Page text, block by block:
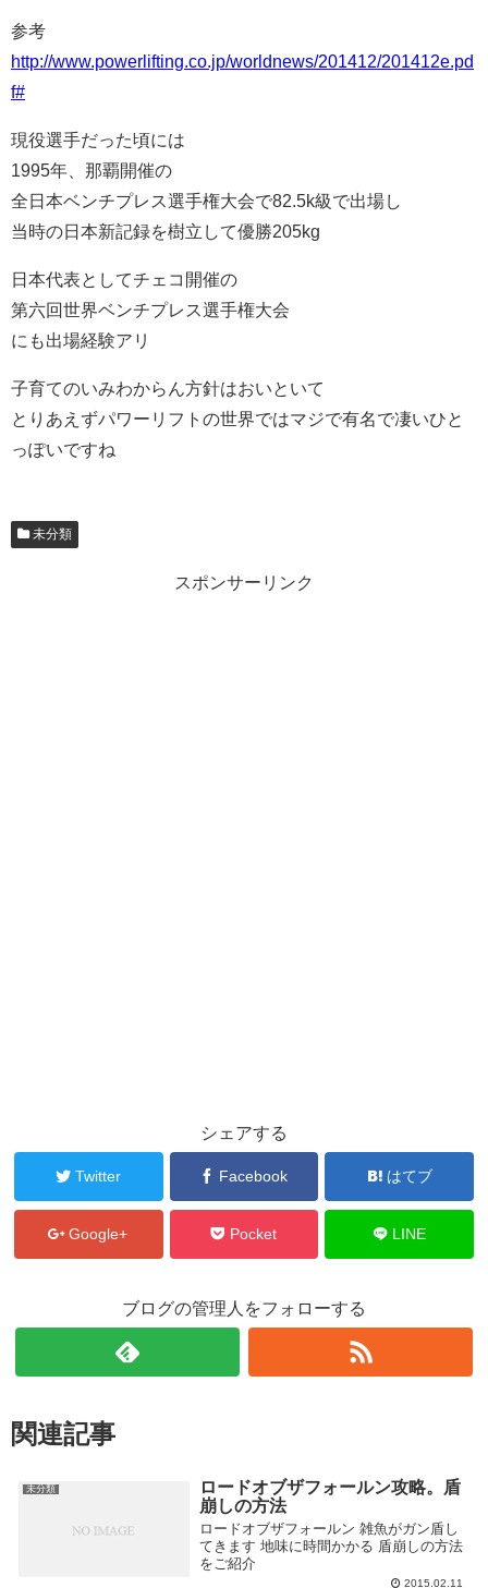
参考
http://www.powerlifting.co.jp/worldnews/201412/201412e.pd
f#
現役選手だった頃には
1995年、那覇開催の
全日本ベンチプレス選手権大会で82.5k級で出場し
当時の日本新記録を樹立して優勝205kg
日本代表としてチェコ開催の
第六回世界ベンチプレス選手権大会
にも出場経験アリ
子育てのいみわからん方針はおいといて
とりあえずパワーリフトの世界ではマジで有名で凄いひと
っぽいですね
未分類
スポンサーリンク
シェアする
Twitter Facebook はてブ
Google+ Pocket LINE
ブログの管理人をフォローする
関連記事
未分類
ロードオブザフォールン攻略。盾
崩しの方法
ロードオブザフォールン 雑魚がガン盾し
てきます 地味に時間かかる 盾崩しの方法
をご紹介
2015.02.11